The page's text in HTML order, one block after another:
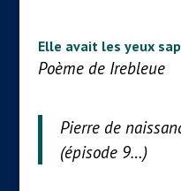
Elle avait les yeux
Poème de Irebleue
Pierre de
(épisode 9…)